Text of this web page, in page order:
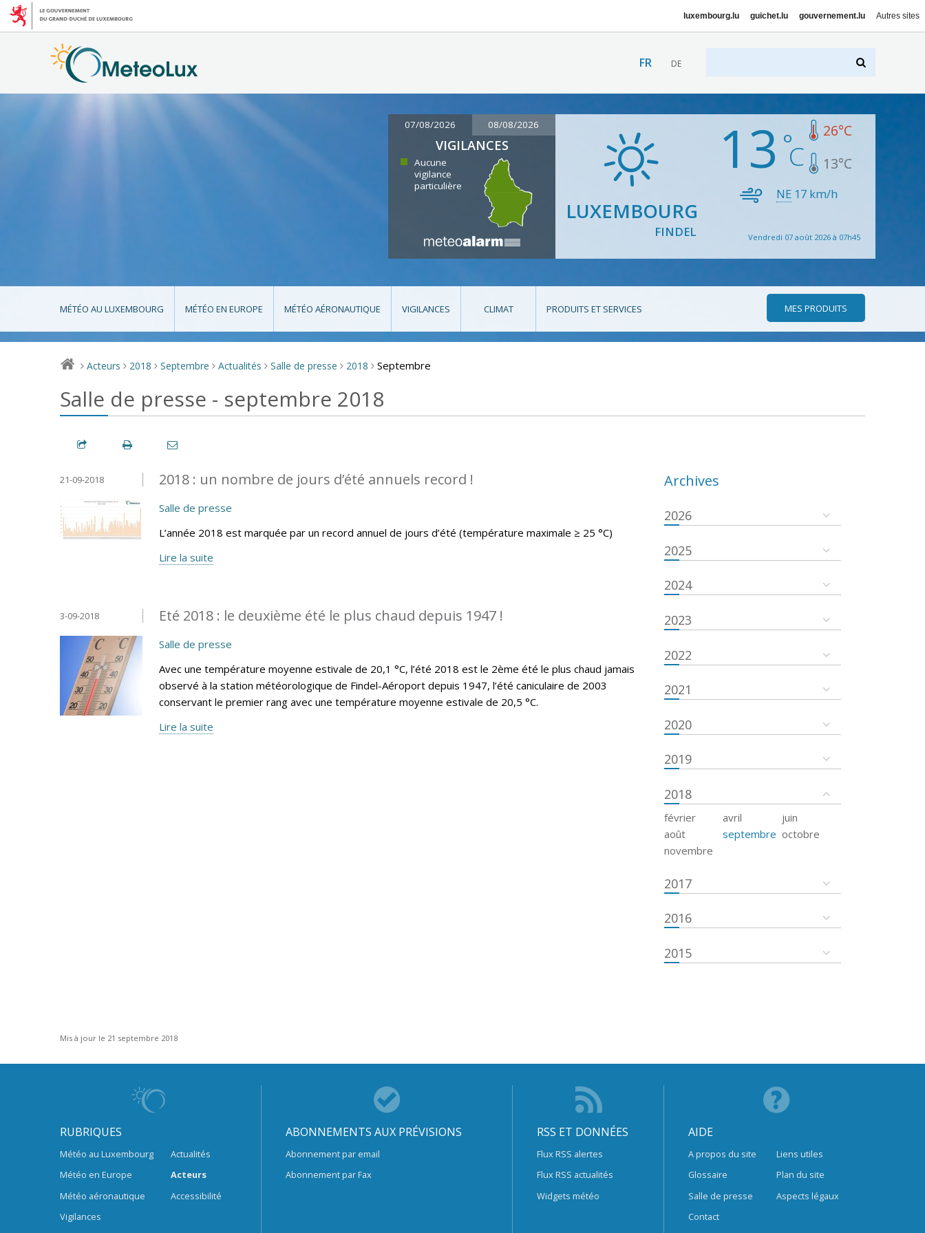
luxembourg.lu guichet.lu gouvernement.lu Autres sites
FR DE
07/08/2026 08/08/2026
VIGILANCES
Aucune
vigilance
particulière
LUXEMBOURG
FINDEL
13 26°C
13°C
NE 17 km/h
Vendredi 07 août 2026 à 07h45
MÉTÉO AU LUXEMBOURG MÉTÉO EN EUROPE MÉTÉO AÉRONAUTIQUE VIGILANCES CLIMAT PRODUITS ET SERVICES MES PRODUITS
> Acteurs > 2018 > Septembre > Actualités > Salle de presse > 2018 > Septembre
Salle de presse - septembre 2018
2018 : un nombre de jours d’été annuels record !
21-09-2018
Salle de presse
L’année 2018 est marquée par un record annuel de jours d’été (température maximale ≥ 25 °C)
Lire la suite
Eté 2018 : le deuxième été le plus chaud depuis 1947 !
3-09-2018
Salle de presse
Avec une température moyenne estivale de 20,1 °C, l’été 2018 est le 2ème été le plus chaud jamais
observé à la station météorologique de Findel-Aéroport depuis 1947, l’été caniculaire de 2003
conservant le premier rang avec une température moyenne estivale de 20,5 °C.
Lire la suite
Archives
2026
2025
2024
2023
2022
2021
2020
2019
2018
février avril
juin
août
septembre octobre
novembre
2017
2016
2015
Mis à jour le 21 septembre 2018
RUBRIQUES
Météo au Luxembourg
Météo en Europe
Météo aéronautique
Vigilances
Actualités
Acteurs
Accessibilité
ABONNEMENTS AUX PRÉVISIONS
Abonnement par email
Abonnement par Fax
RSS ET DONNÉES
Flux RSS alertes
Flux RSS actualités
Widgets météo
AIDE
A propos du site
Glossaire
Salle de presse
Contact
Liens utiles
Plan du site
Aspects légaux